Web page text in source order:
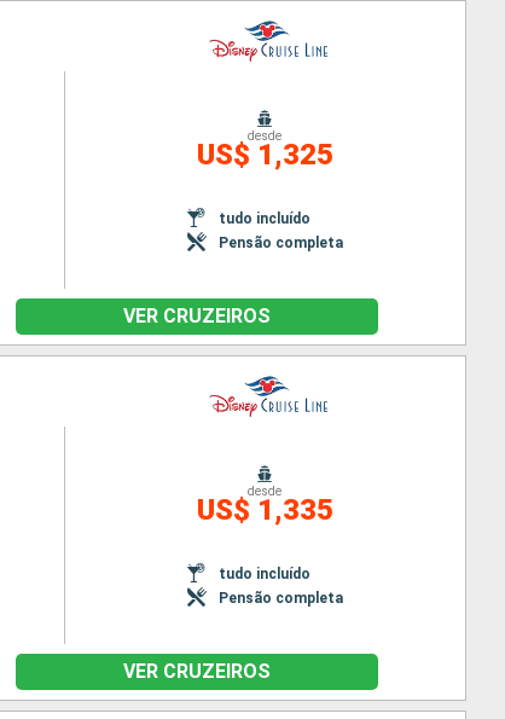
desde
US$ 1,325
tudo incluído
Pensão completa
VER CRUZEIROS
desde
US$ 1,335
tudo incluído
Pensão completa
VER CRUZEIROS